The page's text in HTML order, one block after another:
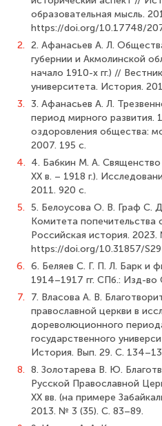
образовательная мысль.
https://doi.org/10.17748/
2. 2. Афанасьев А. Л.
губернии и Акмолинской
начало 1910-х гг.) //
университета. История.
3. 3. Афанасьев А. Л.
период мирного развития.
оздоровления общества:
2007. 195 с.
4. 4. Бабкин М. А.
ХХ в. – 1918 г.).
2011. 920 с.
5. 5. Белоусова О. В. Граф С.
Комитета попечительства
Российская история.
https://doi.org/10.31857/
6. 6. Беляев С. Г. П. Л. Барк и
1914–1917 гг. СПб.: Изд-во
7.
7. Власова А. В.
православной церкви в
дореволюционного
государственного
История. Вып. 29. С.
8. 8. Золотарева В. Ю.
Русской Православной
XX вв. (на примере
2013. № 3 (35). С. 83–89.